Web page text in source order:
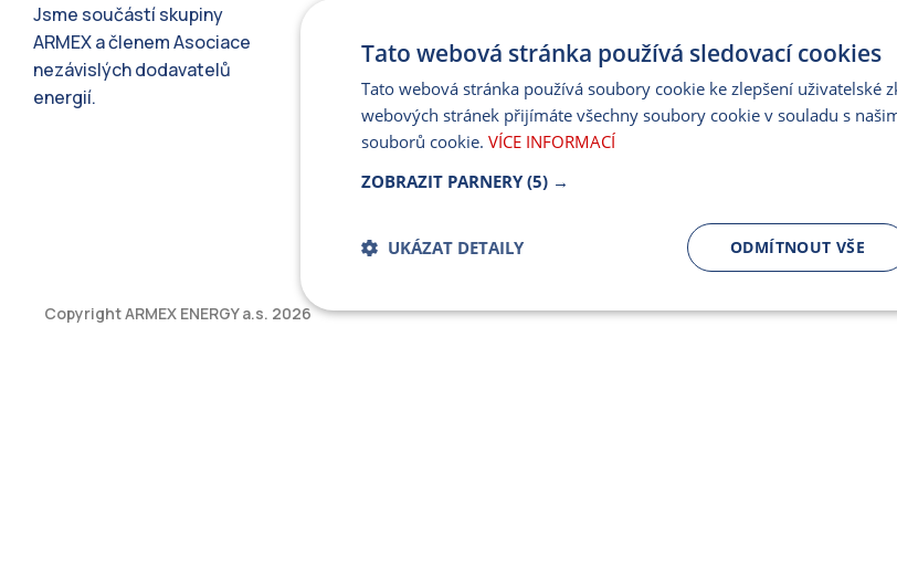
Jsme součástí skupiny
ARMEX a členem Asociace
nezávislých dodavatelů
energií.
Copyright ARMEX ENERGY a.s. 2026
Tato webová stránka používá sledovací cookies
Tato webová stránka používá soubory cookie ke zlepšení uživatelské
webových stránek přijímáte všechny soubory cookie v souladu s
souborů cookie. VÍCE INFORMACÍ
ZOBRAZIT PARNERY (5) →
ODMÍTNOUT VŠE
UKÁZAT DETAILY
Bezpodmínečně nutné
Výkonnostní